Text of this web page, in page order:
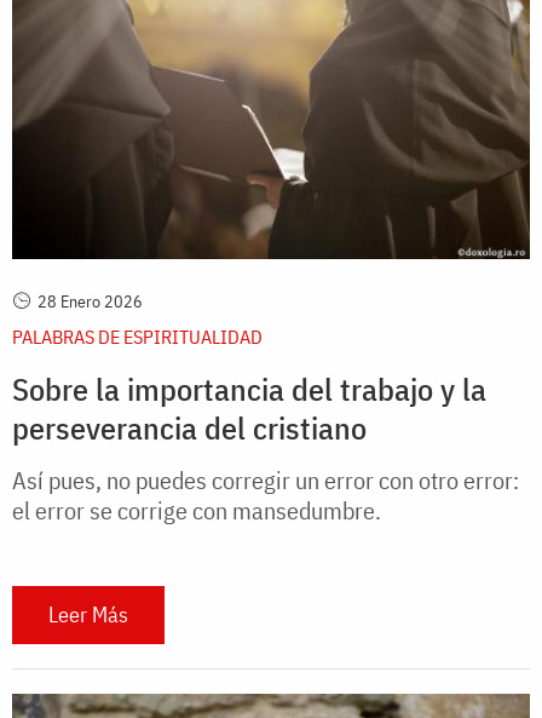
28 Enero 2026
PALABRAS DE ESPIRITUALIDAD
Sobre la importancia del trabajo y la
perseverancia del cristiano
Así pues, no puedes corregir un error con otro error:
el error se corrige con mansedumbre.
Leer Más